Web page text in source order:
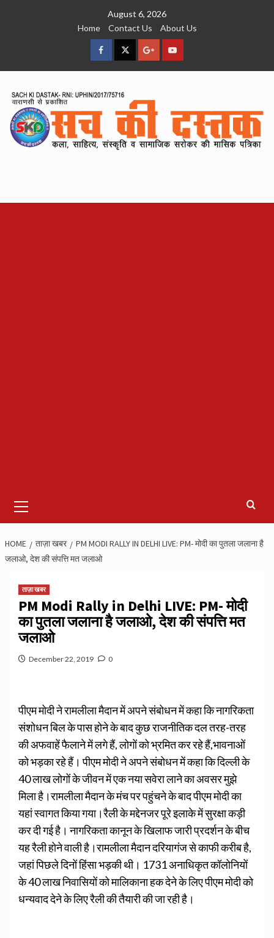
August 6, 2026
Home
Contact Us About Us
facebookTwitterGoogleYouTube
Menu
HOME ताज़ा खबर
PM MODI RALLY IN DELHI LIVE: PM- मोदी का पुतला जलाना है
जलाओ, देश की संपत्ति मत जलाओ
ताज़ा खबर
PM Modi Rally in Delhi LIVE: PM- मोदी
का पुतला जलाना है जलाओ, देश की संपत्ति मत
जलाओ
December 22, 2019 0
पीएम मोदी ने रामलीला मैदान में अपने संबोधन में कहा कि नागरिकता
संशोधन बिल के पास होने के बाद कुछ राजनीतिक दल तरह-तरह
की अफवाहें फैलाने में लगे हैं, लोगों को भ्रमित कर रहे हैं,भावनाओं
को भड़का रहे हैं। पीएम मोदी ने अपने संबोधन में कहा कि दिल्ली के
40 लाख लोगों के जीवन में एक नया सवेरा लाने का अवसर मुझे
मिला है।रामलीला मैदान के मंच पर पहुंचने के बाद पीएम मोदी का
यहां स्वागत किया गया।रैली के मद्देनजर पूरे इलाके में सुरक्षा कड़ी
कर दी गई है। नागरिकता कानून के खिलाफ जारी प्रदर्शन के बीच
यह रैली होने वाली है।रामलीला मैदान दरियागंज से काफी करीब है,
जहां पिछले दिनों हिंसा भड़की थी। 1731 अनाधिकृत कॉलोनियों
के 40 लाख निवासियों को मालिकाना हक देने के लिए पीएम मोदी को
धन्यवाद देने के लिए रैली की तैयारी की जा रही है।